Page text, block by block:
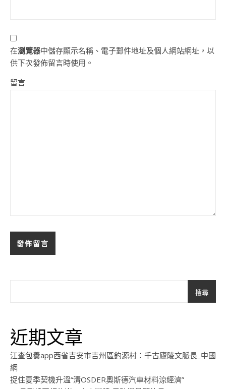
在瀏覽器中儲存顯示名稱、電子郵件地址及個人網站網址，以
供下次發佈留言時使用。
留言
搜尋
近期文章
江查包養app西省吉安市吉州區釣源村：千古廬陵文脈長_中國
網
捉住夏季契機升溫“清OSDER奧斯德汽車材料涼經濟”